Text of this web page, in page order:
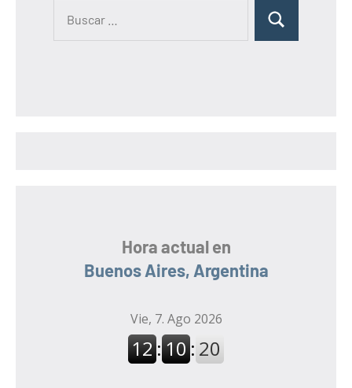
B
Hora actual en
Buenos Aires, Argentina